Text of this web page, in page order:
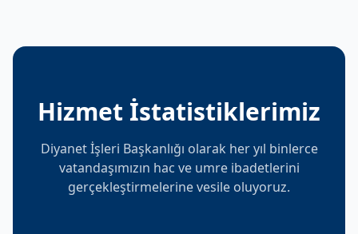
Hizmet İstatistiklerimiz
Diyanet İşleri Başkanlığı olarak her yıl binlerce
vatandaşımızın hac ve umre ibadetlerini
gerçekleştirmelerine vesile oluyoruz.